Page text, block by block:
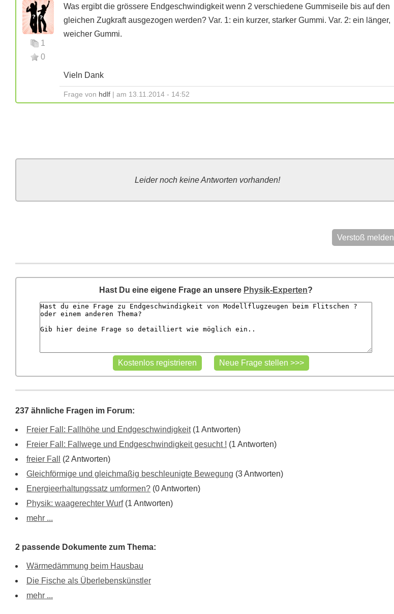
1
0
Was ergibt die grössere Endgeschwindigkeit wenn 2 verschiedene Gummiseile bis auf den
gleichen Zugkraft ausgezogen werden? Var. 1: ein kurzer, starker Gummi. Var. 2: ein länger,
weicher Gummi.
Vieln Dank
Frage von hdlf | am 13.11.2014 - 14:52
Leider noch keine Antworten vorhanden!
Verstoß melden
Hast Du eine eigene Frage an unsere Physik-Experten?
237 ähnliche Fragen im Forum:
Freier Fall: Fallhöhe und Endgeschwindigkeit(1 Antworten)
Freier Fall: Fallwege und Endgeschwindigkeit gesucht ! (1 Antworten)
freier Fall
(2 Antworten)
Gleichförmige und gleichmaßig beschleunigte Bewegung (3 Antworten)
Energieerhaltungssatz umformen? (0 Antworten)
Physik: waagerechter Wurf(1 Antworten)
mehr ...
2 passende Dokumente zum Thema:
Wärmedämmung beim Hausbau
Die Fische als Überlebenskünstler
mehr ...